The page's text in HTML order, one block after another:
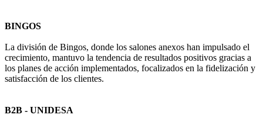
BINGOS
La división de Bingos, donde los salones anexos han impulsado el
crecimiento, mantuvo la tendencia de resultados positivos gracias a
los planes de acción implementados, focalizados en la fidelización y
satisfacción de los clientes.
B2B - UNIDESA